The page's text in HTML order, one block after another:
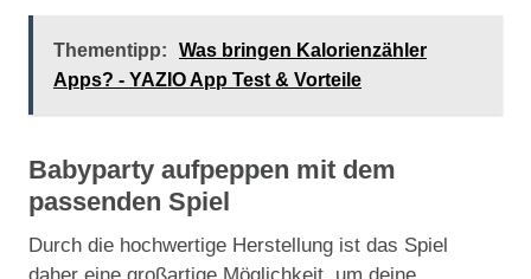
Thementipp:
Was bringen Kalorienzähler
Apps? - YAZIO App Test & Vorteile
Babyparty aufpeppen mit dem
passenden Spiel
Durch die hochwertige Herstellung ist das Spiel